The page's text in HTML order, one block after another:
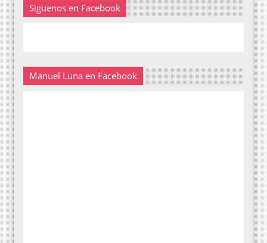
Siguenos en Facebook
Manuel Luna en Facebook